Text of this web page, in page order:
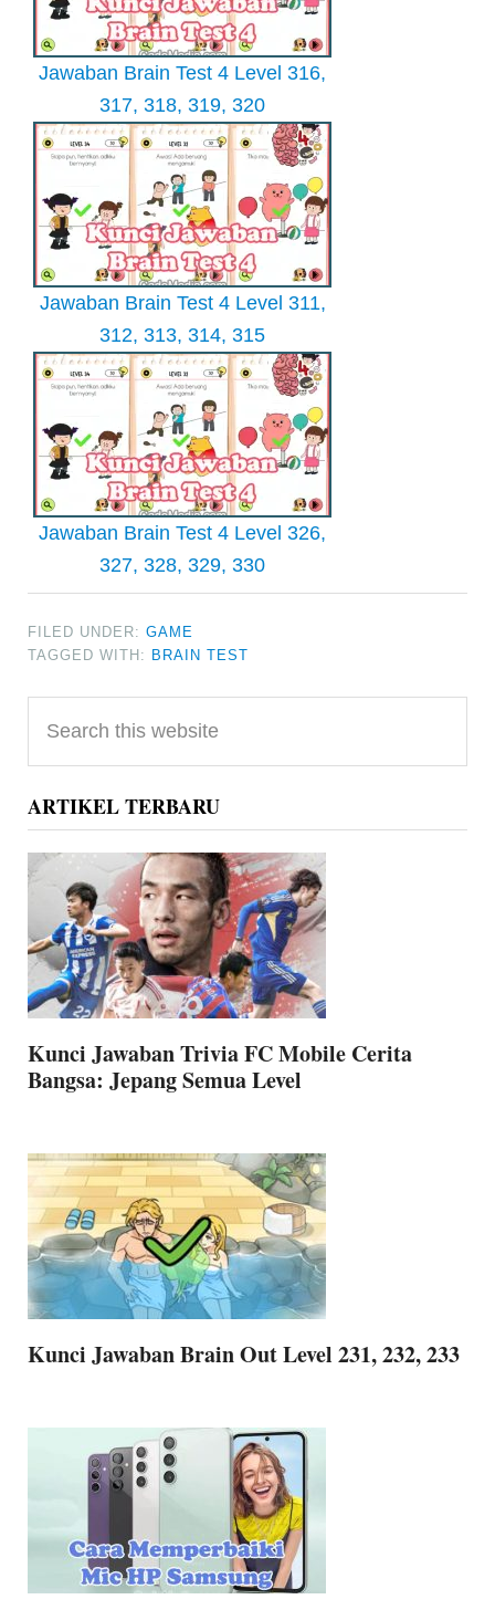
Jawaban Brain Test 4 Level 316,
317, 318, 319, 320
Jawaban Brain Test 4 Level 311,
312, 313, 314, 315
Jawaban Brain Test 4 Level 326,
327, 328, 329, 330
FILED UNDER:GAME
TAGGED WITH: BRAIN TEST
Primary
Sidebar
this
website
ARTIKEL TERBARU
Kunci Jawaban Trivia FC Mobile Cerita
Bangsa: Jepang Semua Level
Kunci Jawaban Brain Out Level 231, 232, 233